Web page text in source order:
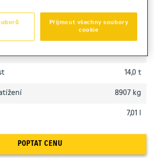
14,0 t
8907 kg
7,01 l
POPTAT CENU
Přijmout všechny soubory
cookie